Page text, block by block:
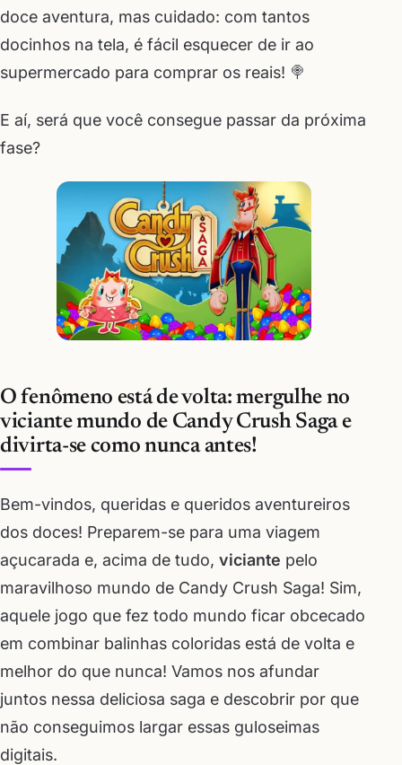
doce aventura, mas cuidado: com tantos
docinhos na tela, é fácil esquecer de ir ao
supermercado para comprar os reais! 🍭
E aí, será que você consegue passar da próxima
fase?
O fenômeno está de volta: mergulhe no
viciante mundo de Candy Crush Saga e
divirta-se como nunca antes!
Bem-vindos, queridas e queridos aventureiros
dos doces! Preparem-se para uma viagem
açucarada e, acima de tudo, viciante pelo
maravilhoso mundo de Candy Crush Saga! Sim,
aquele jogo que fez todo mundo ficar obcecado
em combinar balinhas coloridas está de volta e
melhor do que nunca! Vamos nos afundar
juntos nessa deliciosa saga e descobrir por que
não conseguimos largar essas guloseimas
digitais.